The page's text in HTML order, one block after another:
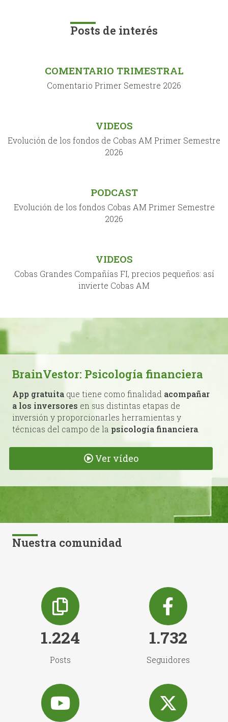
Posts de interés
COMENTARIO TRIMESTRAL
Comentario Primer Semestre 2026
VIDEOS
Evolución de los fondos de Cobas AM Primer Semestre
2026
PODCAST
Evolución de los fondos Cobas AM Primer Semestre
2026
VIDEOS
Cobas Grandes Compañías FI, precios pequeños: así
invierte Cobas AM
BrainVestor: Psicología financiera
App gratuita que tiene como finalidad acompañar
a los inversores en sus distintas etapas de
inversión y proporcionarles herramientas y
técnicas del campo de la psicología financiera
Ver vídeo
Nuestra comunidad
1.224
Posts
1.732
Seguidores